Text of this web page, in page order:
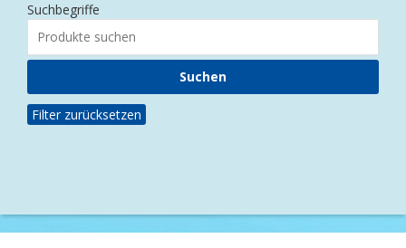
Suchbegriffe
Filter zurücksetzen